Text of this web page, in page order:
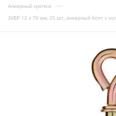
Анкерный крепеж —
ЗУБР 12 х 70 мм, 25 шт, анкерный болт с